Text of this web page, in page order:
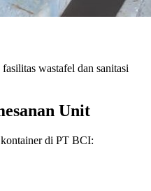
wastafel dan sanitasi
Unit
kontainer di PT BCI: